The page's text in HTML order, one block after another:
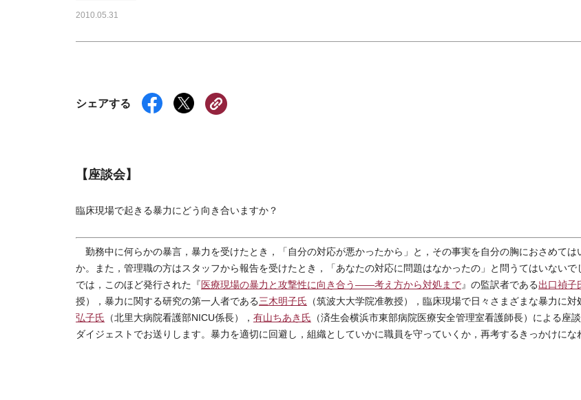
2010.05.31
シェアする
【座談会】
臨床現場で起きる暴力にどう向き合いますか？
勤務中に何らかの暴言，暴力を受けたとき，「自分の対応が悪かったから」と，その事実を自分の胸におさめては
か。また，管理職の方はスタッフから報告を受けたとき，「あなたの対応に問題はなかったの」と問うてはいないで
では，このほど発行された『医療現場の暴力と攻撃性に向き合う――考え方から対処まで』の監訳者である出口禎子
授），暴力に関する研究の第一人者である三木明子氏 （筑波大大学院准教授），臨床現場で日々さまざまな暴力に対
弘子氏 （北里大病院看護部NICU係長）， 有山ちあき氏 （済生会横浜市東部病院医療安全管理室看護師長）による座
ダイジェストでお送りします。暴力を適切に回避し，組織としていかに職員を守っていくか，再考するきっかけにな